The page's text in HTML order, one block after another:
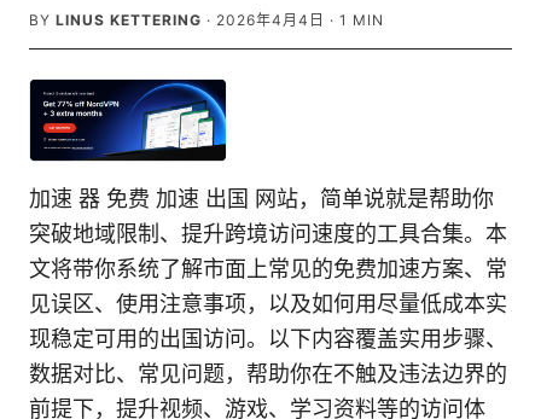
BY LINUS KETTERING · 2026年4月4日 · 1 MIN
加速 器 免费 加速 出国 网站，简单说就是帮助你
突破地域限制、提升跨境访问速度的工具合集。本
文将带你系统了解市面上常见的免费加速方案、常
见误区、使用注意事项，以及如何用尽量低成本实
现稳定可用的出国访问。以下内容覆盖实用步骤、
数据对比、常见问题，帮助你在不触及违法边界的
前提下，提升视频、游戏、学习资料等的访问体